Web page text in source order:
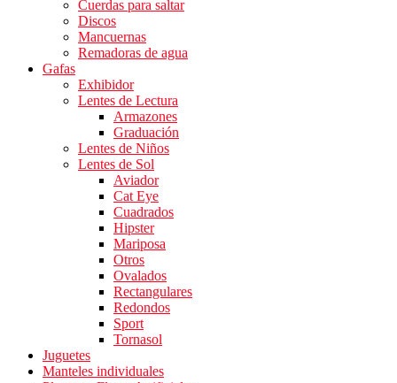
Cuerdas para saltar
Discos
Mancuernas
Remadoras de agua
Gafas
Exhibidor
Lentes de Lectura
Armazones
Graduación
Lentes de Niños
Lentes de Sol
Aviador
Cat Eye
Cuadrados
Hipster
Mariposa
Otros
Ovalados
Rectangulares
Redondos
Sport
Tornasol
Juguetes
Manteles individuales